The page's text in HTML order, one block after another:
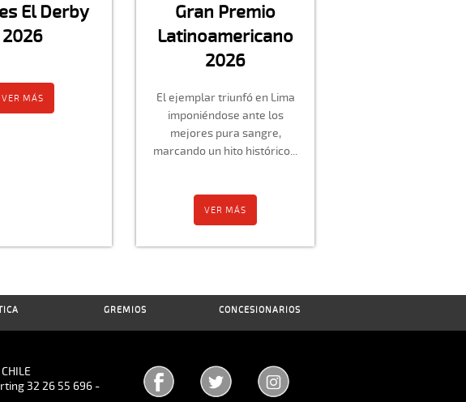
El Derby
2026
VER MÁS
Gran Premio
Latinoamericano
2026
El ejemplar triunfó en Lima
imponiéndose ante los
mejores pura sangre,
marcando un hito histórico...
VER MÁS
GREMIOS CONCESIONARIOS
32 26 55 696 -